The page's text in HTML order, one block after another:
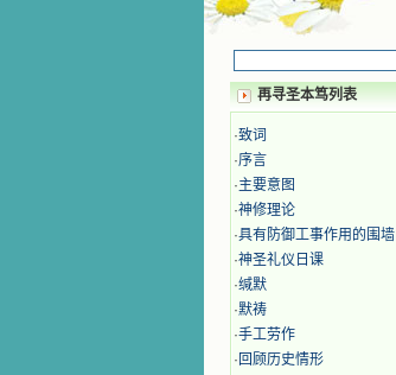
再寻圣本笃列表
·致词
·序言
·主要意图
·神修理论
·具有防御工事作用的围墙
·神圣礼仪日课
·缄默
·默祷
·手工劳作
· 回顾历史情形